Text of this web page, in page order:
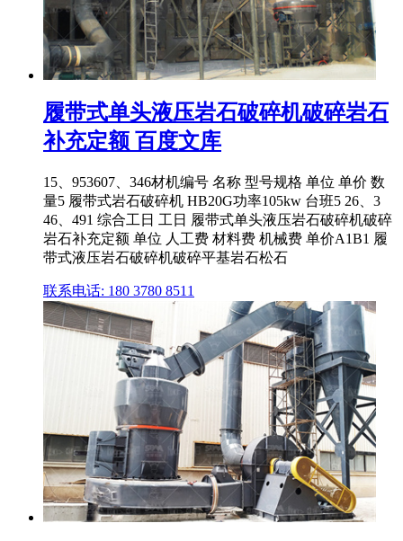
履带式单头液压岩石破碎机破碎岩石
补充定额 百度文库
15、953607、346材机编号 名称 型号规格 单位 单价 数
量5 履带式岩石破碎机 HB20G功率105kw 台班5 26、3
46、491 综合工日 工日 履带式单头液压岩石破碎机破碎
岩石补充定额 单位 人工费 材料费 机械费 单价A1B1 履
带式液压岩石破碎机破碎平基岩石松石
联系电话: 180 3780 8511